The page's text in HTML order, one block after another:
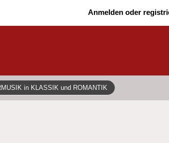
Anmelden oder
in KLASSIK und ROMANTIK